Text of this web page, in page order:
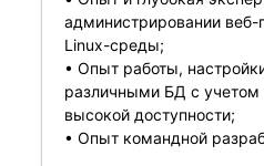
администрировании
Linux-среды;
• Опыт работы,
различными БД с учетом
высокой доступности;
• Опыт командной